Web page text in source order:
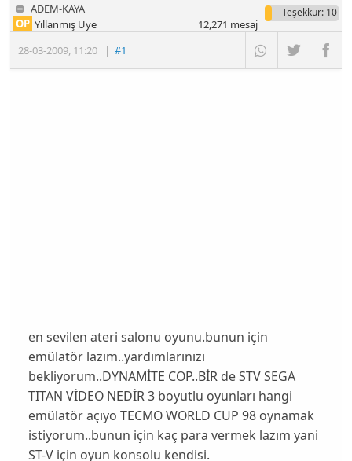
ADEM-KAYA
28-03-2009, 11:20 |#1
OP Yıllanmış Üye
Teşekkür: 10
12,271 mesaj
en sevilen ateri salonu oyunu.bunun için
emülatör lazım..yardımlarınızı
bekliyorum..DYNAMİTE COP..BİR de STV SEGA
TITAN VİDEO NEDİR 3 boyutlu oyunları hangi
emülatör açıyo TECMO WORLD CUP 98 oynamak
istiyorum..bunun için kaç para vermek lazım yani
ST-V için oyun konsolu kendisi.